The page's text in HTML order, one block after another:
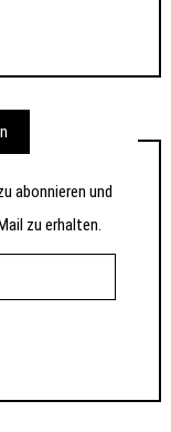
abonnieren und
zu erhalten.